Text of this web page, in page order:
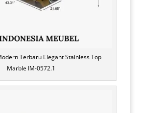
Terbaru Elegant Stainless Top
Marble IM-0572.1